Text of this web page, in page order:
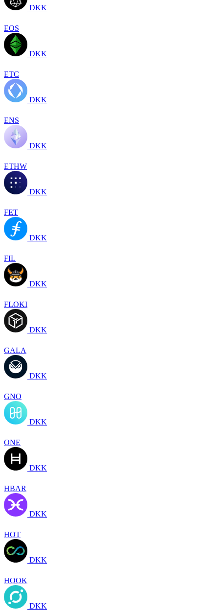
DKK
EOS
DKK
ETC
DKK
ENS
DKK
ETHW
DKK
FET
DKK
FIL
DKK
FLOKI
DKK
GALA
DKK
GNO
DKK
ONE
DKK
HBAR
DKK
HOT
DKK
HOOK
DKK